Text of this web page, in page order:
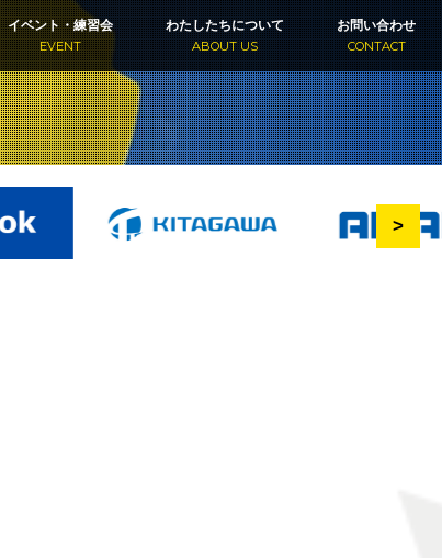
イベント・練習会
EVENT
わたしたちについて
ABOUT US
お問い合わせ
CONTACT
>